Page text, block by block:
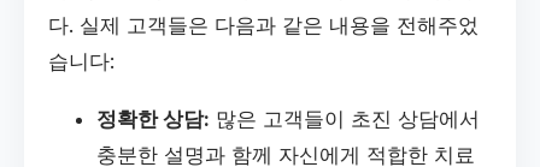
다. 실제 고객들은 다음과 같은 내용을 전해주었
습니다:
정확한 상담: 많은 고객들이 초진 상담에서
충분한 설명과 함께 자신에게 적합한 치료